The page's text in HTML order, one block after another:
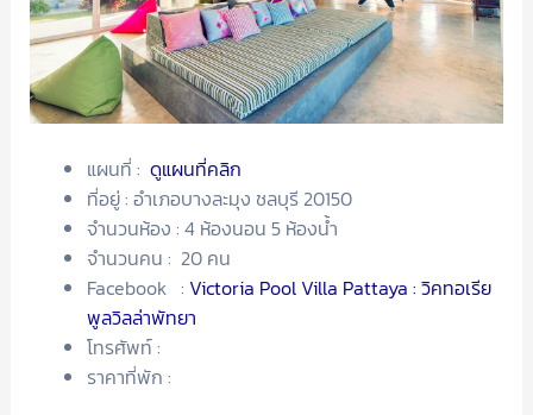
แผนที่ : ดูแผนที่คลิก
ที่อยู่ : อำเภอบางละมุง ชลบุรี 20150
จำนวนห้อง : 4 ห้องนอน 5 ห้องน้ำ
จำนวนคน : 20 คน
Facebook : Victoria Pool Villa Pattaya : วิคทอเรีย
พูลวิลล่าพัทยา
โทรศัพท์ :
ราคาที่พัก :